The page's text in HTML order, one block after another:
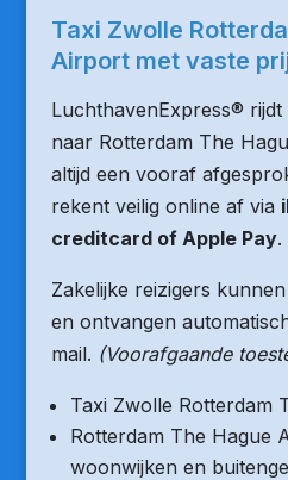
Taxi Zwolle
Airport met vaste
LuchthavenExpress® rijdt
naar Rotterdam The
altijd een vooraf
rekent veilig online af via
creditcard of Apple Pay.
Zakelijke reizigers kunnen
en ontvangen
mail. (Voorafgaande
Taxi Zwolle Rotterdam
Rotterdam The Hague
woonwijken en